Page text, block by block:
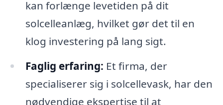
kan forlænge levetiden på dit
solcelleanlæg, hvilket gør det til en
klog investering på lang sigt.
Faglig erfaring: Et firma, der
specialiserer sig i solcellevask, har den
nødvendige ekspertise til at